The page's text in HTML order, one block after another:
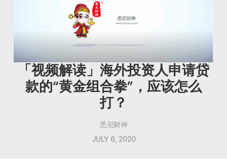
「视频解读」海外投资人申请贷
款的“黄金组合拳”，应该怎么
打？
悉尼财神
JULY 6, 2020